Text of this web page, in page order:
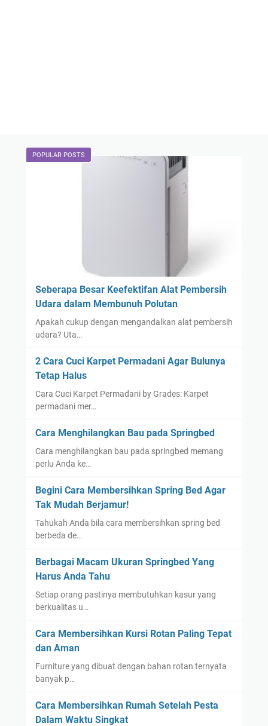
POPULAR POSTS
Seberapa Besar Keefektifan Alat Pembersih
Udara dalam Membunuh Polutan
Apakah cukup dengan mengandalkan alat pembersih
udara? Uta…
2 Cara Cuci Karpet Permadani Agar Bulunya
Tetap Halus
Cara Cuci Karpet Permadani by Grades: Karpet
permadani mer…
Cara Menghilangkan Bau pada Springbed
Cara menghilangkan bau pada springbed memang
perlu Anda ke…
Begini Cara Membersihkan Spring Bed Agar
Tak Mudah Berjamur!
Tahukah Anda bila cara membersihkan spring bed
berbeda de…
Berbagai Macam Ukuran Springbed Yang
Harus Anda Tahu
Setiap orang pastinya membutuhkan kasur yang
berkualitas u…
Cara Membersihkan Kursi Rotan Paling Tepat
dan Aman
Furniture yang dibuat dengan bahan rotan ternyata
banyak p…
Cara Membersihkan Rumah Setelah Pesta
Dalam Waktu Singkat